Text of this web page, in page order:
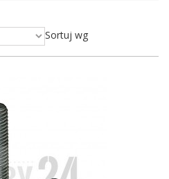
Sortuj wg